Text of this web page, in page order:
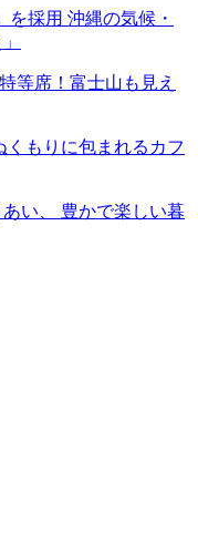
採用 沖縄の気候・
等席！富士山も見え
もりに包まれるカフ
い、 豊かで楽しい暮